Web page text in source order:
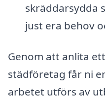
skräddarsydda
just era behov
Genom att anlita
städföretag får ni
arbetet utförs av